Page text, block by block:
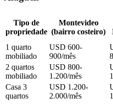
Tipo de
propriedade
Montevideo
(bairro costeiro)
1 quarto
mobiliado
USD 600-
900/mês
2 quartos
mobiliado
USD 800-
1.200/mês
Casa 3
quartos
USD 1.200-
2.000/mês